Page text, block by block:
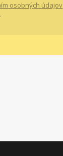
osobných údajov